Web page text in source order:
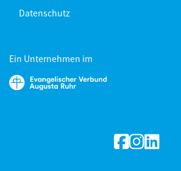
Datenschutz
Ein Unternehmen im
facebookInstagram